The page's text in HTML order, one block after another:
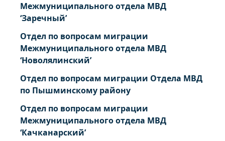
Межмуниципального отдела МВД
‘Заречный’
Отдел по вопросам миграции
Межмуниципального отдела МВД
‘Новолялинский’
Отдел по вопросам миграции Отдела МВД
по Пышминскому району
Отдел по вопросам миграции
Межмуниципального отдела МВД
‘Качканарский’